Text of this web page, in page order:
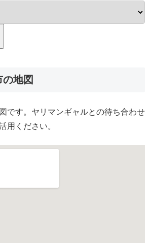
地図
です。ヤリマンギャルとの待ち合わせ
用ください。